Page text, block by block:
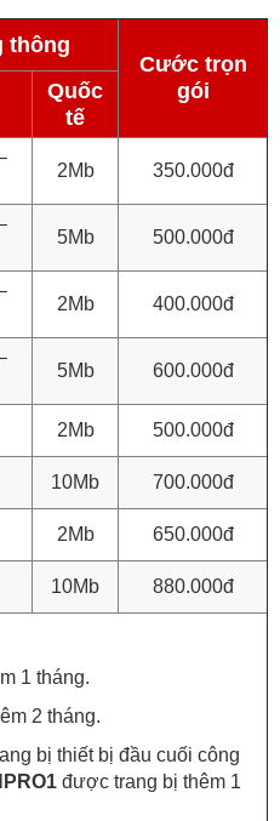
thông
Cước trọn
gói
Quốc
tế
2Mb 350.000đ
5Mb 500.000đ
2Mb 400.000đ
5Mb 600.000đ
2Mb 500.000đ
10Mb 700.000đ
2Mb 650.000đ
10Mb 880.000đ
1 tháng.
2 tháng.
bị thiết bị đầu cuối công
được trang bị thêm 1